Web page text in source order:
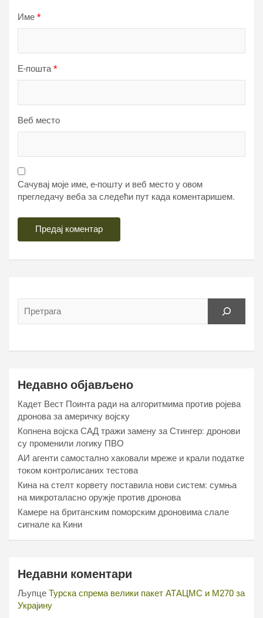
Име *
Е-пошта*
Веб место
Сачувај моје име, е-пошту и веб место у овом
прегледачу веба за следећи пут када коментаришем.
Недавно објављено
Кадет Вест Поинта ради на алгоритмима против ројева
дронова за америчку војску
Копнена војска САД тражи замену за Стингер: дронови
су променили логику ПВО
АИ агенти самостално хаковали мреже и крали податке
током контролисаних тестова
Кина на стелт корвету поставила нови систем: сумња
на микроталасно оружје против дронова
Камере на британским поморским дроновима слале
сигнале ка Кини
Недавни коментари
Љупце Турска спрема велики пакет АТАЦМС и М270 за
Украјину